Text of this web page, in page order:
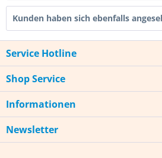
Kunden haben sich ebenfalls
Service Hotline
Shop Service
Informationen
Newsletter